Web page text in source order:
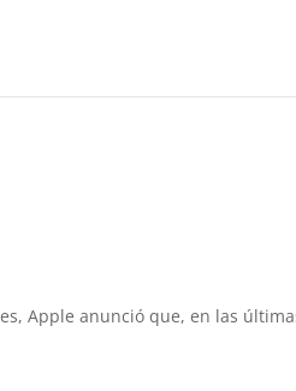
Apple anunció que, en las